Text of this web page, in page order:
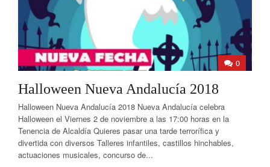
0
Halloween Nueva Andalucía 2018
Halloween Nueva Andalucía 2018 Nueva Andalucía celebra
Halloween el Viernes 2 de noviembre a las 17:00 horas en la
Tenencia de Alcaldía Quieres pasar una tarde terrorífica y
divertida con diversos Talleres infantiles, castillos hinchables,
actuaciones musicales, concurso de...